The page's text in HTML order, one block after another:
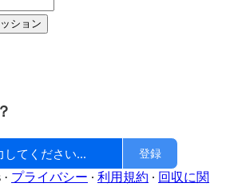
ション
登録
· プライバシー ∙ 利用規約 ∙ 回収に関